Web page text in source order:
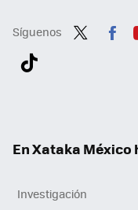
Síguenos
En Xataka México
Investigación